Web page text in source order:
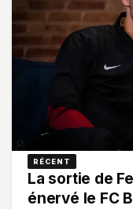
RÉCENT
La sortie de
énervé le FC